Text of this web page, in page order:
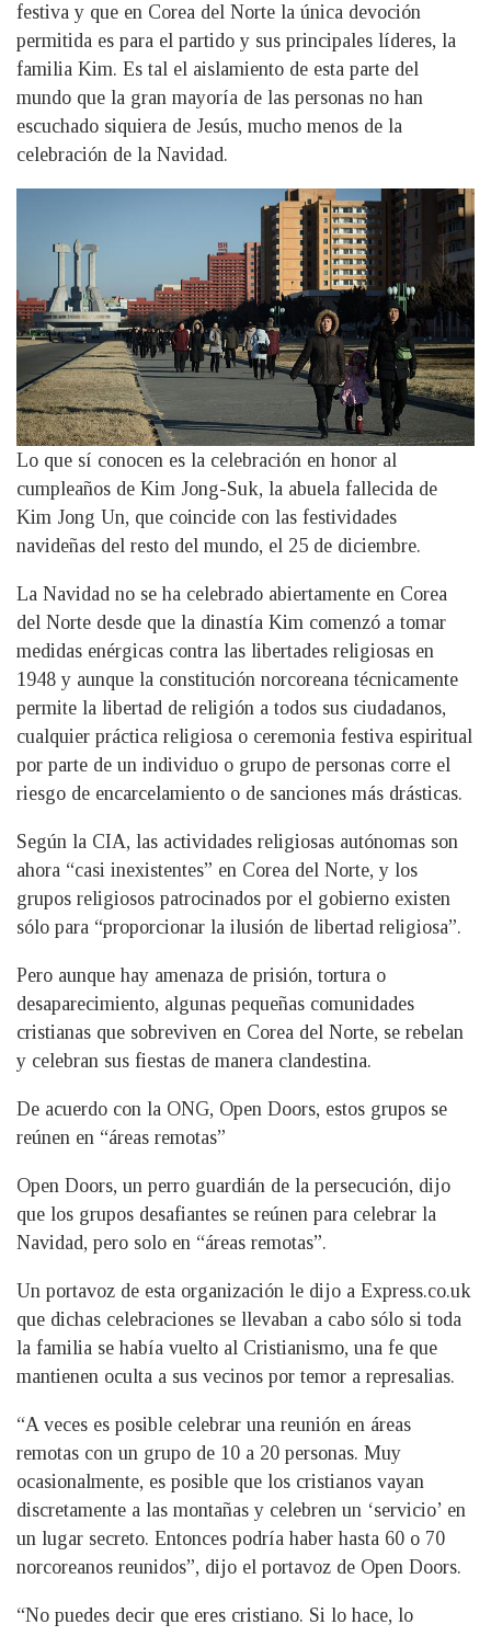
festiva y que en Corea del Norte la única devoción
permitida es para el partido y sus principales líderes, la
familia Kim. Es tal el aislamiento de esta parte del
mundo que la gran mayoría de las personas no han
escuchado siquiera de Jesús, mucho menos de la
celebración de la Navidad.
Lo que sí conocen es la celebración en honor al
cumpleaños de Kim Jong-Suk, la abuela fallecida de
Kim Jong Un, que coincide con las festividades
navideñas del resto del mundo, el 25 de diciembre.
La Navidad no se ha celebrado abiertamente en Corea
del Norte desde que la dinastía Kim comenzó a tomar
medidas enérgicas contra las libertades religiosas en
1948 y aunque la constitución norcoreana técnicamente
permite la libertad de religión a todos sus ciudadanos,
cualquier práctica religiosa o ceremonia festiva espiritual
por parte de un individuo o grupo de personas corre el
riesgo de encarcelamiento o de sanciones más drásticas.
Según la CIA, las actividades religiosas autónomas son
ahora “casi inexistentes” en Corea del Norte, y los
grupos religiosos patrocinados por el gobierno existen
sólo para “proporcionar la ilusión de libertad religiosa”.
Pero aunque hay amenaza de prisión, tortura o
desaparecimiento, algunas pequeñas comunidades
cristianas que sobreviven en Corea del Norte, se rebelan
y celebran sus fiestas de manera clandestina.
De acuerdo con la ONG, Open Doors, estos grupos se
reúnen en “áreas remotas”
Open Doors, un perro guardián de la persecución, dijo
que los grupos desafiantes se reúnen para celebrar la
Navidad, pero solo en “áreas remotas”.
Un portavoz de esta organización le dijo a Express.co.uk
que dichas celebraciones se llevaban a cabo sólo si toda
la familia se había vuelto al Cristianismo, una fe que
mantienen oculta a sus vecinos por temor a represalias.
“A veces es posible celebrar una reunión en áreas
remotas con un grupo de 10 a 20 personas. Muy
ocasionalmente, es posible que los cristianos vayan
discretamente a las montañas y celebren un ‘servicio’ en
un lugar secreto. Entonces podría haber hasta 60 o 70
norcoreanos reunidos”, dijo el portavoz de Open Doors.
“No puedes decir que eres cristiano. Si lo hace, lo